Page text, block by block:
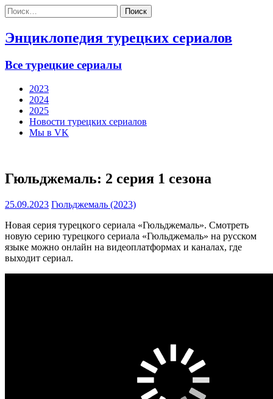
Найти:
Энциклопедия турецких сериалов
Все турецкие сериалы
2023
2024
2025
Новости турецких сериалов
Мы в VK
Гюльджемаль: 2 серия 1 сезона
25.09.2023 Гюльджемаль (2023)
Новая серия турецкого сериала «Гюльджемаль». Смотреть
новую серию турецкого сериала «Гюльджемаль» на русском
языке можно онлайн на видеоплатформах и каналах, где
выходит сериал.